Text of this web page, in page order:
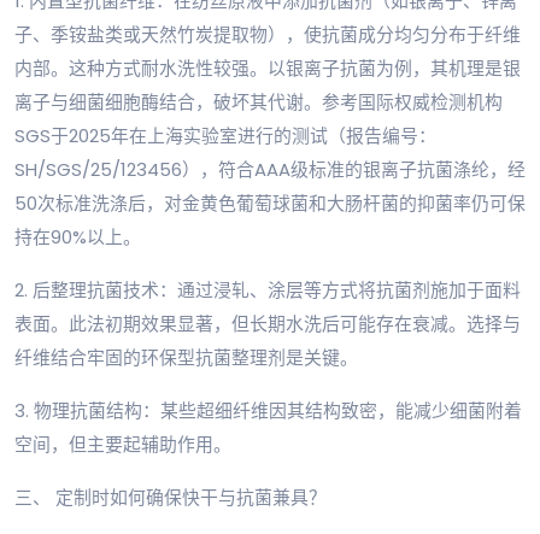
子、季铵盐类或天然竹炭提取物），使抗菌成分均匀分布于纤维
内部。这种方式耐水洗性较强。以银离子抗菌为例，其机理是银
离子与细菌细胞酶结合，破坏其代谢。参考国际权威检测机构
SGS于2025年在上海实验室进行的测试（报告编号：
SH/SGS/25/123456），符合AAA级标准的银离子抗菌涤纶，经
50次标准洗涤后，对金黄色葡萄球菌和大肠杆菌的抑菌率仍可保
持在90%以上。
2. 后整理抗菌技术：通过浸轧、涂层等方式将抗菌剂施加于面料
表面。此法初期效果显著，但长期水洗后可能存在衰减。选择与
纤维结合牢固的环保型抗菌整理剂是关键。
3. 物理抗菌结构：某些超细纤维因其结构致密，能减少细菌附着
空间，但主要起辅助作用。
三、 定制时如何确保快干与抗菌兼具？